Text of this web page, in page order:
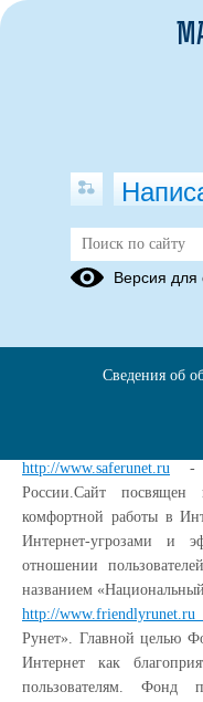
Детские
http://www.saferunet.ru -
России.Сайт посвящен
комфортной работы в
Интернет-угрозами и
отношении
названием
http://
Рунет». Главной целью
Интернет как
пользователям. Фонд
Версия
Сведения об